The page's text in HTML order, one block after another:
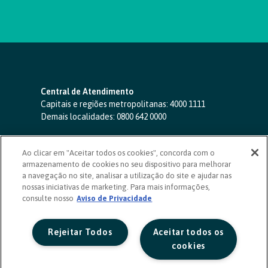
Central de Atendimento
Capitais e regiões metropolitanas: 4000 1111
Demais localidades: 0800 642 0000
SAC 24 horas-0800 724 4420
Ouvidoria
0800 725 0996
(de segunda a sexta, das 8h às 20h)
ouvidoriasicoob.com.br
Deficientes auditivos ou de fala
Ao clicar em "Aceitar todos os cookies", concorda com o
armazenamento de cookies no seu dispositivo para melhorar
a navegação no site, analisar a utilização do site e ajudar nas
nossas iniciativas de marketing. Para mais informações,
consulte nosso Aviso de Privacidade
Aceitar todos os
cookies
Rejeitar Todos